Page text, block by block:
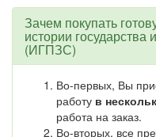
Зачем покупать
истории
(ИГПЗС)
Во-первых, Вы
работу в
работа на заказ.
Во-вторых, все